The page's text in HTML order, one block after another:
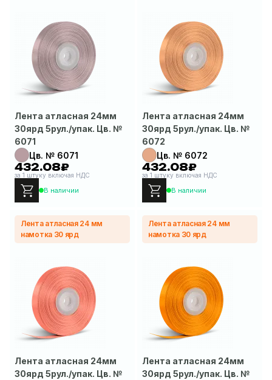
Лента атласная 24мм
30ярд 5рул./упак. Цв. №
6071
Цв. № 6071
432.08₽
за 1 штуку включая НДС
В наличии
Лента атласная 24мм
30ярд 5рул./упак. Цв. №
6072
Цв. № 6072
432.08₽
за 1 штуку включая НДС
В наличии
Лента атласная 24 мм
намотка 30 ярд
Лента атласная 24мм
30ярд 5рул./упак. Цв. №
Лента атласная 24 мм
намотка 30 ярд
Лента атласная 24мм
30ярд 5рул./упак. Цв. №